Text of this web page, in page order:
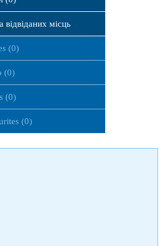
відвіданих місць
(0)
(0)
(0)
(0)